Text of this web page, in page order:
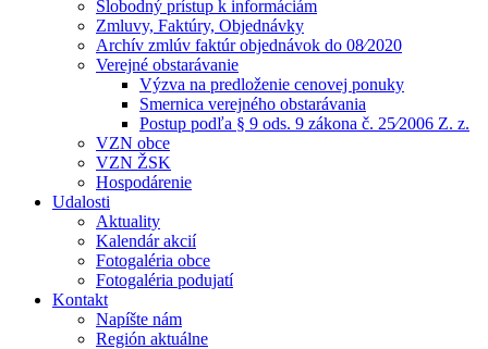
Slobodný prístup k informáciám
Zmluvy, Faktúry, Objednávky
Archív zmlúv faktúr objednávok do 08⁄2020
Verejné obstarávanie
Výzva na predloženie cenovej ponuky
Smernica verejného obstarávania
Postup podľa § 9 ods. 9 zákona č. 25⁄2006 Z. z.
VZN obce
VZN ŽSK
Hospodárenie
Udalosti
Aktuality
Kalendár akcií
Fotogaléria obce
Fotogaléria podujatí
Kontakt
Napíšte nám
Región aktuálne